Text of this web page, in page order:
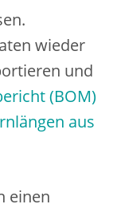
wieder
und
(BOM)
aus
einen